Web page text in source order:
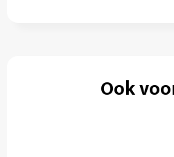
Ook